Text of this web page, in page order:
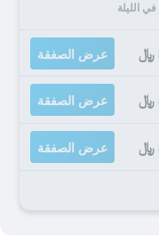
الليلة
عرض الصفقة
عرض الصفقة
عرض الصفقة